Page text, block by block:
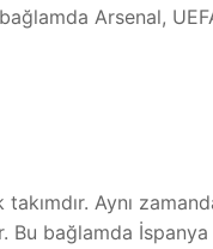
Arsenal,
Aynı
bağlamda İspanya